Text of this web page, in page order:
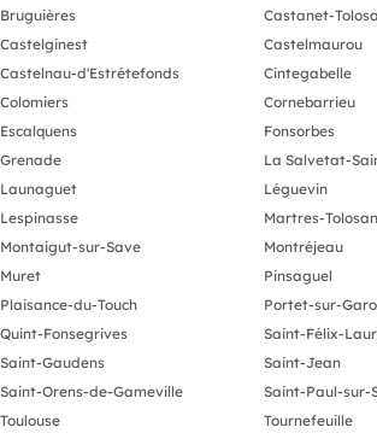
Bruguières
Castanet-
Castelginest
Castelmaurou
Castelnau-d'Estrétefonds
Cintegabelle
Colomiers
Cornebarrieu
Escalquens
Fonsorbes
Grenade
La Salvetat-
Launaguet
Léguevin
Lespinasse
Martres-
Montaigut-sur-Save
Montréjeau
Muret
Pinsaguel
Plaisance-du-Touch
Portet-sur-
Quint-Fonsegrives
Saint-Félix-
Saint-Gaudens
Saint-Jean
Saint-Orens-de-Gameville
Saint-Paul-sur-
Toulouse
Tournefeuille